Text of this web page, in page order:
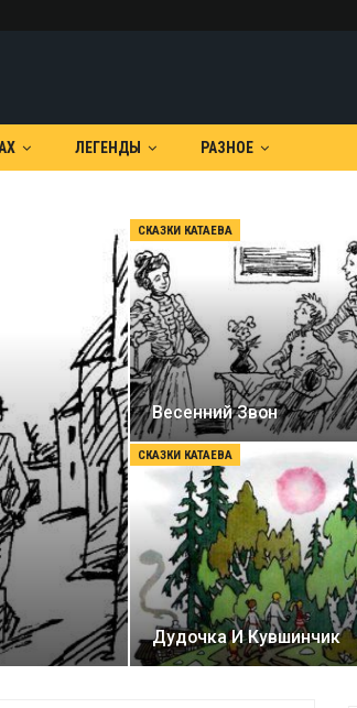
ЛЕГЕНДЫ РАЗНОЕ
СКАЗКИ КАТАЕВА
Весенний Звон
СКАЗКИ КАТАЕВА
Дудочка И Кувшинчик